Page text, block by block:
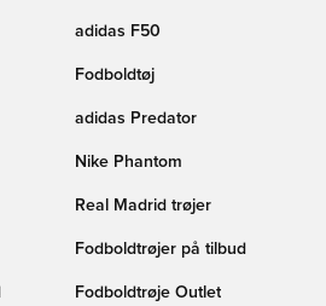
adidas F50
Fodboldtøj
adidas Predator
Nike Phantom
Real Madrid trøjer
Fodboldtrøjer på tilbud
Fodboldtrøje Outlet